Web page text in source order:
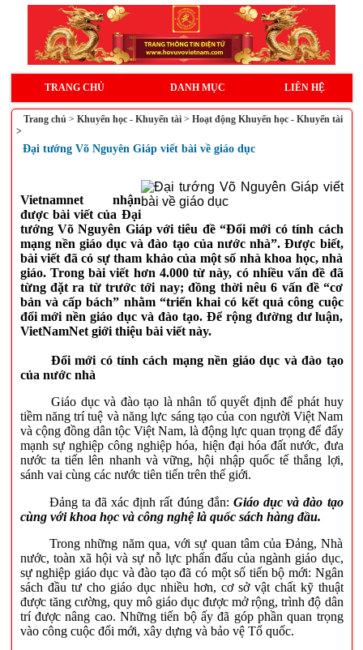
TRANG CHỦ DANH MỤC LIÊN HỆ
Trang chủ > Khuyến học - Khuyến tài> Hoạt động Khuyến học - Khuyến tài
>
Đại tướng Võ Nguyên Giáp viết bài về giáo dục
Vietnamnet nhận
được bài viết của Đại
tướng Võ Nguyên Giáp với tiêu đề “Đổi mới có tính cách
mạng nền giáo dục và đào tạo của nước nhà”. Được biết,
bài viết đã có sự tham khảo của một số nhà khoa học, nhà
giáo. Trong bài viết hơn 4.000 từ này, có nhiều vấn đề đã
từng đặt ra từ trước tới nay; đồng thời nêu 6 vấn đề “cơ
bản và cấp bách” nhằm “triển khai có kết quả công cuộc
đổi mới nền giáo dục và đào tạo. Để rộng đường dư luận,
VietNamNet giới thiệu bài viết này.
Đổi mới có tính cách mạng nền giáo dục và đào tạo
của nước nhà
Giáo dục và đào tạo là nhân tố quyết định để phát huy
tiềm năng trí tuệ và năng lực sáng tạo của con người Việt Nam
và cộng đồng dân tộc Việt Nam, là động lực quan trọng để đẩy
mạnh sự nghiệp công nghiệp hóa, hiện đại hóa đất nước, đưa
nước ta tiến lên nhanh và vững, hội nhập quốc tế thắng lợi,
sánh vai cùng các nước tiên tiến trên thế giới.
Đảng ta đã xác định rất đúng đắn: Giáo dục và đào tạo
cùng với khoa học và công nghệ là quốc sách hàng đầu.
Trong những năm qua, với sự quan tâm của Đảng, Nhà
nước, toàn xã hội và sự nỗ lực phấn đấu của ngành giáo dục,
sự nghiệp giáo dục và đào tạo đã có một số tiến bộ mới: Ngân
sách đầu tư cho giáo dục nhiều hơn, cơ sở vật chất kỹ thuật
được tăng cường, quy mô giáo dục được mở rộng, trình độ dân
trí được nâng cao. Những tiến bộ ấy đã góp phần quan trọng
vào công cuộc đổi mới, xây dựng và bảo vệ Tổ quốc.